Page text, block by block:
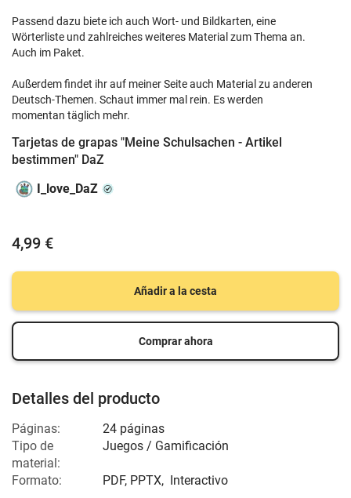
Passend dazu biete ich auch Wort- und Bildkarten, eine
Wörterliste und zahlreiches weiteres Material zum Thema an.
Auch im Paket.
Außerdem findet ihr auf meiner Seite auch Material zu anderen
Deutsch-Themen. Schaut immer mal rein. Es werden
momentan täglich mehr.
Tarjetas de grapas "Meine Schulsachen - Artikel
bestimmen" DaZ
I_love_DaZ
4,99 €
Añadir a la cesta
Comprar ahora
Detalles del producto
Páginas:
24 páginas
Tipo de
material:
Juegos / Gamificación
Formato: PDF, PPTX, Interactivo